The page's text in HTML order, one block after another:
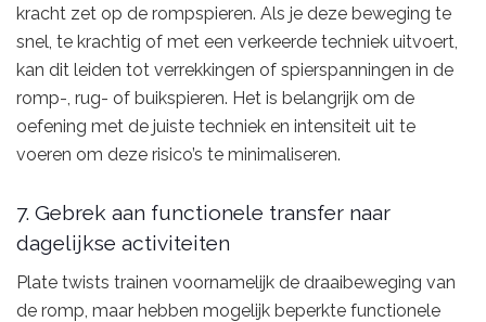
kracht zet op de rompspieren. Als je deze beweging te
snel, te krachtig of met een verkeerde techniek uitvoert,
kan dit leiden tot verrekkingen of spierspanningen in de
romp-, rug- of buikspieren. Het is belangrijk om de
oefening met de juiste techniek en intensiteit uit te
voeren om deze risico’s te minimaliseren.
7. Gebrek aan functionele transfer naar
dagelijkse activiteiten
Plate twists trainen voornamelijk de draaibeweging van
de romp, maar hebben mogelijk beperkte functionele